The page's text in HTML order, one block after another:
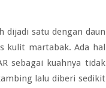
dijadi satu dengan daun
kulit martabak. Ada hal
sebagai kuahnya tidak
lalu diberi sedikit